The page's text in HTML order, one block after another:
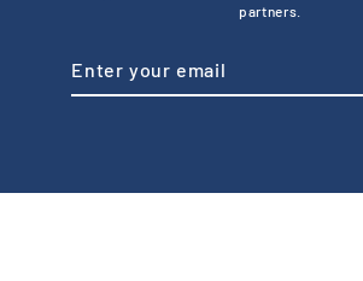
partners.
email